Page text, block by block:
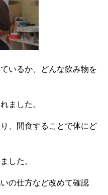
いるか、どんな飲み物を
ました。
、間食することで体にど
した。
の仕方など改めて確認